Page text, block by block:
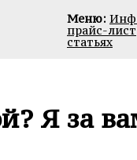
Меню:
прайс-лист
статьях
Я за